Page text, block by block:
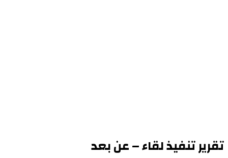
تقرير تنفيذ لقاء – عن بعد